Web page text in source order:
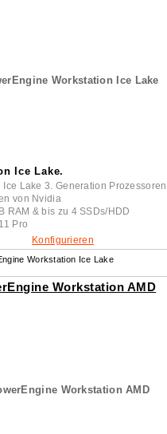
Ice Lake.
Ice Lake 3. Generation Prozessoren
von Nvidia
RAM & bis zu 4 SSDs/HDD
Pro
Konfigurieren
Workstation Ice Lake
Workstation AMD